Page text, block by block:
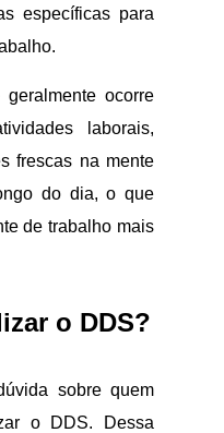
específicas para
ocorre
laborais,
frescas na mente
do dia, o que
de trabalho mais
o DDS?
sobre quem
o DDS. Dessa